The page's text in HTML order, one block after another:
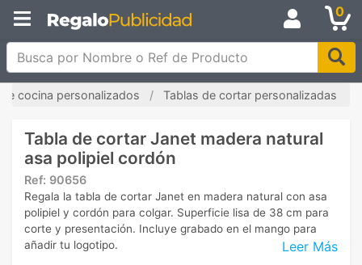
0
Busca por Nombre o Ref de Producto
cocina personalizados Tablas de cortar personalizadas
Tabla de cortar Janet madera natural
asa polipiel cordón
Ref: 90656
Leer Más
Regala la tabla de cortar Janet en madera natural con asa
polipiel y cordón para colgar. Superficie lisa de 38 cm para
corte y presentación. Incluye grabado en el mango para
añadir tu logotipo.